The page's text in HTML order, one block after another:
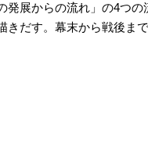
発展からの流れ」の4つ
だす。幕末から戦後ま